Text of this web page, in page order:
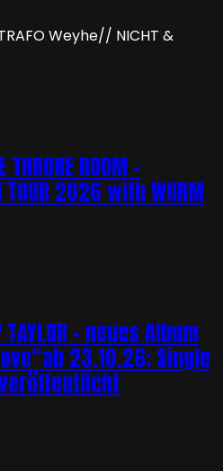
Weyhe// NICHT &
ROOM –
TOUR 2026 with WORM
– neues Album
23.10.26; Single